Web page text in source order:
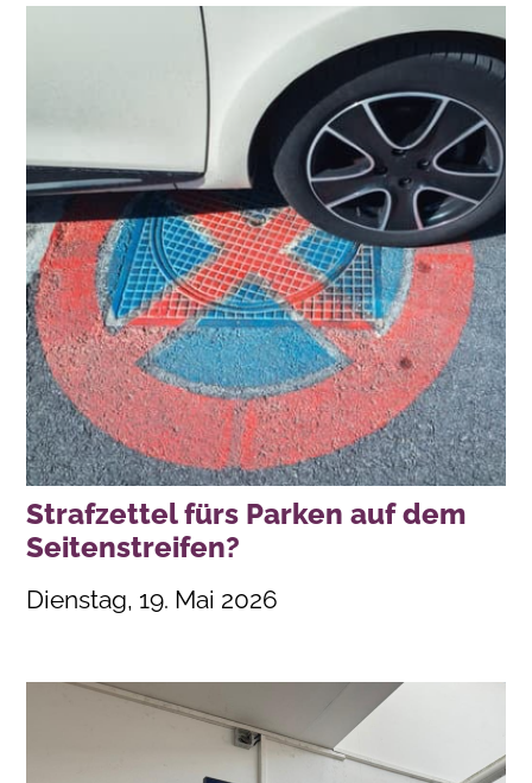
Strafzettel fürs Parken auf dem
Seitenstreifen?
Dienstag, 19. Mai 2026